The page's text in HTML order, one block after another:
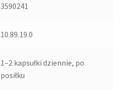
3590241
10.89.19.0
1–2 kapsułki dziennie, po
posiłku